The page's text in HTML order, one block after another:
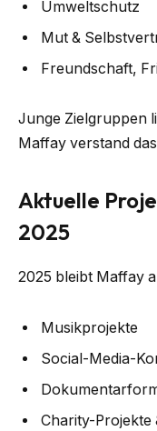
Umweltschutz
Mut &
Freundschaft,
Junge Zielgruppen
Maffay verstand
Aktuelle
2025
2025 bleibt Maffay
Musikprojekte
Social-Media-
Charity-Projekte